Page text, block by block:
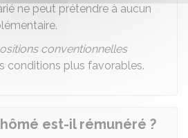
ne peut prétendre à aucun
conventionnelles
conditions plus favorables.
est-il rémunéré ?